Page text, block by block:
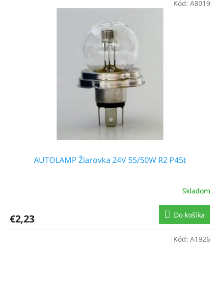
AUTOLAMP Žiarovka 24V 55/50W R2 P45t
Skladom
€2,23 Do košíka
Kód: A8019
Kód: A1926